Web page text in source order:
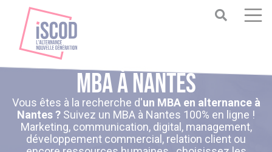
MBA à Nantes
Vous êtes à la recherche d'un MBA en alternance à
Nantes ? Suivez un MBA à Nantes 100% en ligne !
Marketing, communication, digital, management,
développement commercial, relation client ou